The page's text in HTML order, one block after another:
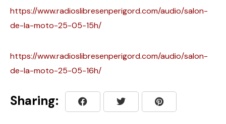
https://www.radioslibresenperigord.com/audio/salon-
de-la-moto-25-05-15h/
https://www.radioslibresenperigord.com/audio/salon-
de-la-moto-25-05-16h/
Sharing: